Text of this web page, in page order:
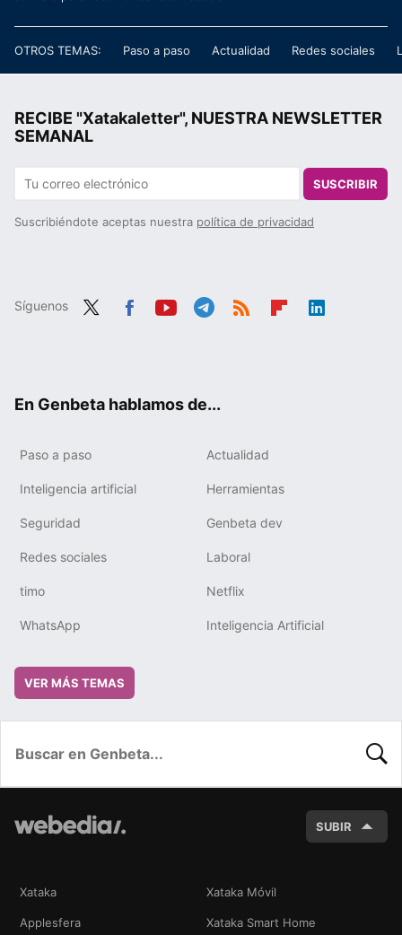
OTROS TEMAS: Paso a paso Actualidad Redes sociales
RECIBE "Xatakaletter", NUESTRA NEWSLETTER
SEMANAL
SUSCRIBIR
Suscribiéndote aceptas nuestra política de privacidad
Síguenos
En Genbeta hablamos de...
Paso a paso Actualidad
Inteligencia artificial Herramientas
Seguridad Genbeta dev
Redes sociales Laboral
timo Netflix
WhatsApp Inteligencia Artificial
VER MÁS TEMAS
SUBIR
Xataka Xataka Móvil
Applesfera Xataka Smart Home